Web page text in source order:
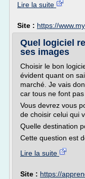
Lire la suite
Site : https://
Quel logiciel
ses images
Choisir le bon
évident quant on
marché. Je vais
car tous ne font
Vous devrez vous
de choisir celui qui
Quelle destination
Cette question est
Lire la suite
Site : https://